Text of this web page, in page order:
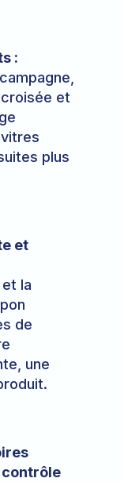
:
et
plus
et
la
de
une